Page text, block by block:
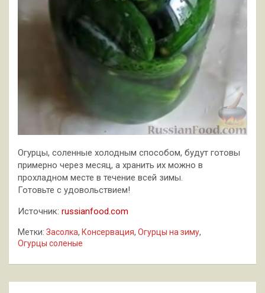
Огурцы, соленные холодным способом, будут готовы
примерно через месяц, а хранить их можно в
прохладном месте в течение всей зимы.
Готовьте с удовольствием!
Источник: russianfood.com
Метки: Засолка, Консервация, Огурцы на зиму,
Огурцы соленые